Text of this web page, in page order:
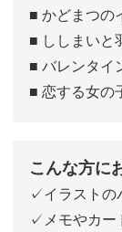
■ かどまつの
■ ししまいと
■ バレンタイ
■ 恋する女の
こんな方に
✓イラストの
✓メモやカー